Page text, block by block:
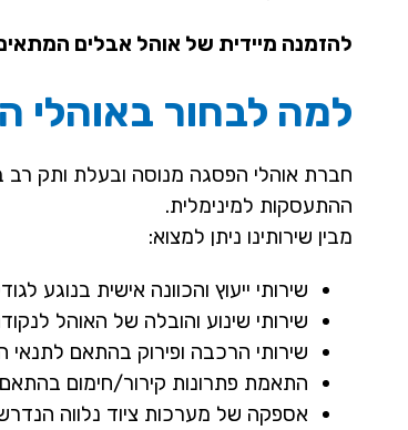
להזמנה מיידית של אוהל אבלים המתאים
למה לבחור באוהלי
חברת אוהלי הפסגה מנוסה ובעלת ותק רב
ההתעסקות למינימלית.
מבין שירותינו ניתן למצוא:
שירותי ייעוץ והכוונה אישית בנוגע
שירותי שינוע והובלה של האוהל
שירותי הרכבה ופירוק בהתאם
התאמת פתרונות קירור/חימום
אספקה של מערכות ציוד נלווה